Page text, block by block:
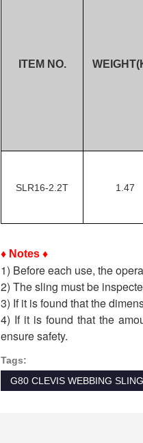
ITEM NO.
SLR16-2.2T 1.47
♦ Notes ♦
1) Before each use, the
2) The sling must be
3) If it is found that the
4) If it is found that the
ensure safety.
Tags:
G80 CLEVIS WEBBING